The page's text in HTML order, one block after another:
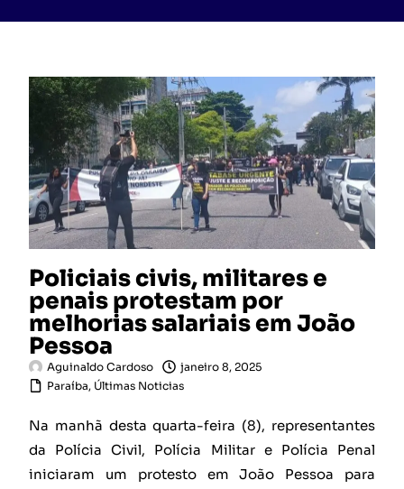
Policiais civis, militares e
penais protestam por
melhorias salariais em João
Pessoa
Aguinaldo Cardoso
janeiro 8, 2025
Paraíba, Últimas Noticias
Na manhã desta quarta-feira (8), representantes
da Polícia Civil, Polícia Militar e Polícia Penal
iniciaram um protesto em João Pessoa para